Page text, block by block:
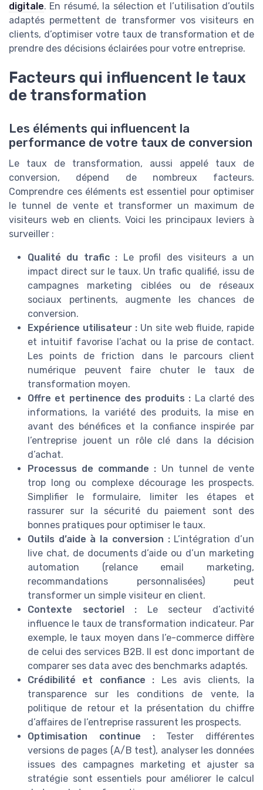
digitale. En résumé, la sélection et l’utilisation d’outils
adaptés permettent de transformer vos visiteurs en
clients, d’optimiser votre taux de transformation et de
prendre des décisions éclairées pour votre entreprise.
Facteurs qui influencent le taux
de transformation
Les éléments qui influencent la
performance de votre taux de conversion
Le taux de transformation, aussi appelé taux de
conversion, dépend de nombreux facteurs.
Comprendre ces éléments est essentiel pour optimiser
le tunnel de vente et transformer un maximum de
visiteurs web en clients. Voici les principaux leviers à
surveiller :
Qualité du trafic : Le profil des visiteurs a un
impact direct sur le taux. Un trafic qualifié, issu de
campagnes marketing ciblées ou de réseaux
sociaux pertinents, augmente les chances de
conversion.
Expérience utilisateur : Un site web fluide, rapide
et intuitif favorise l’achat ou la prise de contact.
Les points de friction dans le parcours client
numérique peuvent faire chuter le taux de
transformation moyen.
Offre et pertinence des produits : La clarté des
informations, la variété des produits, la mise en
avant des bénéfices et la confiance inspirée par
l’entreprise jouent un rôle clé dans la décision
d’achat.
Processus de commande : Un tunnel de vente
trop long ou complexe décourage les prospects.
Simplifier le formulaire, limiter les étapes et
rassurer sur la sécurité du paiement sont des
bonnes pratiques pour optimiser le taux.
Outils d’aide à la conversion :L’intégration d’un
live chat, de documents d’aide ou d’un marketing
automation (relance email marketing,
recommandations personnalisées) peut
transformer un simple visiteur en client.
Contexte sectoriel : Le secteur d’activité
influence le taux de transformation indicateur. Par
exemple, le taux moyen dans l’e-commerce diffère
de celui des services B2B. Il est donc important de
comparer ses data avec des benchmarks adaptés.
Crédibilité et confiance : Les avis clients, la
transparence sur les conditions de vente, la
politique de retour et la présentation du chiffre
d’affaires de l’entreprise rassurent les prospects.
Optimisation continue :Tester différentes
versions de pages (A/B test), analyser les données
issues des campagnes marketing et ajuster sa
stratégie sont essentiels pour améliorer le calcul